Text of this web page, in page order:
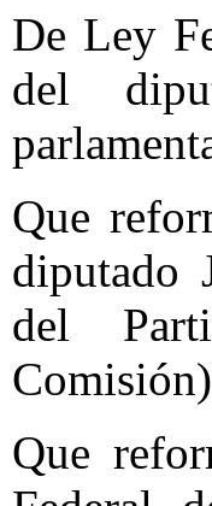
De Ley
del
Que
diputado
del
Comisión)
Que